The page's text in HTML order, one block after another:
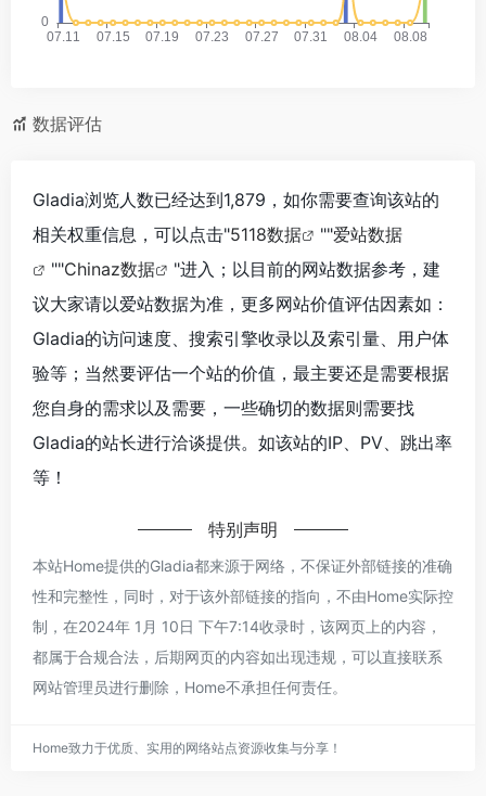
数据评估
Gladia浏览人数已经达到1,879，如你需要查询该站的
相关权重信息，可以点击"5118数据 ""爱站数据
""Chinaz数据
"进入；以目前的网站数据参考，建
议大家请以爱站数据为准，更多网站价值评估因素如：
Gladia的访问速度、搜索引擎收录以及索引量、用户体
验等；当然要评估一个站的价值，最主要还是需要根据
您自身的需求以及需要，一些确切的数据则需要找
Gladia的站长进行洽谈提供。如该站的IP、PV、跳出率
等！
特别声明
本站Home提供的Gladia都来源于网络，不保证外部链接的准确
性和完整性，同时，对于该外部链接的指向，不由Home实际控
制，在2024年 1月 10日 下午7:14收录时，该网页上的内容，
都属于合规合法，后期网页的内容如出现违规，可以直接联系
网站管理员进行删除，Home不承担任何责任。
Home致力于优质、实用的网络站点资源收集与分享！